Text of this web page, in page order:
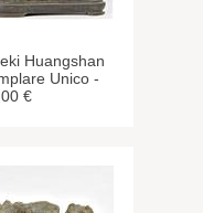
Huangshan
Unico -
€